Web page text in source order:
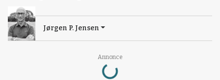
Annonce
Loading...
Jørgen P. Jensen